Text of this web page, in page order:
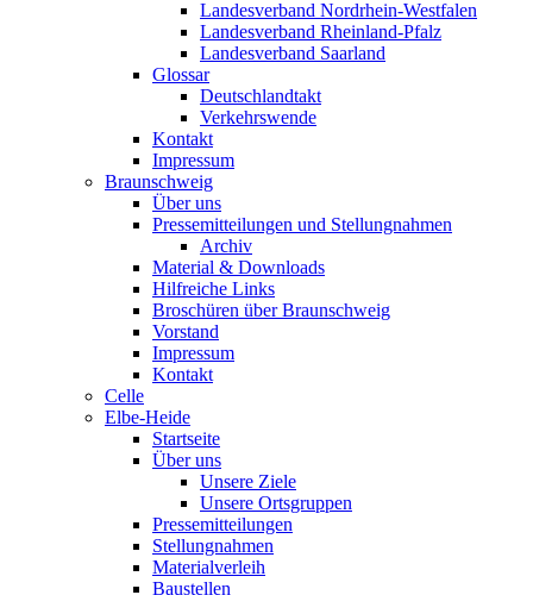
Landesverband Nordrhein-Westfalen
Landesverband Rheinland-Pfalz
Landesverband Saarland
Glossar
Deutschlandtakt
Verkehrswende
Kontakt
Impressum
Braunschweig
Über uns
Pressemitteilungen und Stellungnahmen
Archiv
Material & Downloads
Hilfreiche Links
Broschüren über Braunschweig
Vorstand
Impressum
Kontakt
Celle
Elbe-Heide
Startseite
Über uns
Unsere Ziele
Unsere Ortsgruppen
Pressemitteilungen
Stellungnahmen
Materialverleih
Baustellen